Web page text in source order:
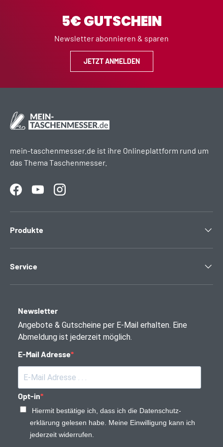
5€ GUTSCHEIN
Newsletter abonnieren & sparen
JETZT ANMELDEN
mein-taschenmesser.de ist ihre Onlineplattform rund um
das Thema Taschenmesser.
FacebookYouTubeInstagram
Produkte
Service
Newsletter
Angebote & Gutscheine per E-Mail erhalten. Eine
Abmeldung ist jederzeit möglich.
E-Mail Adresse
Opt-in
Hiermit bestätige ich, dass ich die Daten­schutz­
erklärung gelesen habe. Meine Einwilligung kann ich
jederzeit widerrufen.